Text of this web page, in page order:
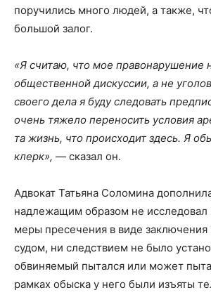
поручились много людей, а также,
большой залог.
«Я считаю, что мое правонарушение
общественной дискуссии, а не
своего дела я буду следовать
очень тяжело переносить условия
та жизнь, что происходит здесь. Я
клерк», — сказал он.
Адвокат Татьяна Соломина
надлежащим образом не исследовал
меры пресечения в виде
судом, ни следствием не было
обвиняемый пытался или может
рамках обыска у него были изъяты